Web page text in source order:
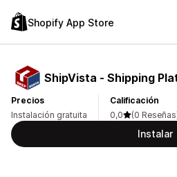
Shopify App Store
ShipVista ‑ Shipping
Precios
Instalación gratuita
Calificación
0,0
(0
Instalar